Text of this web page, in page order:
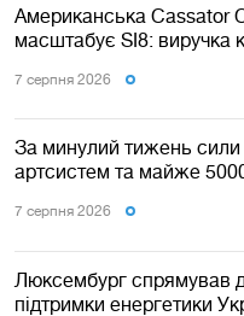
Американська Cassator
масштабує SI8: виручка
7 серпня 2026
За минулий тижень
артсистем та майже
7 серпня 2026
Люксембург спрямував
підтримки енергетики